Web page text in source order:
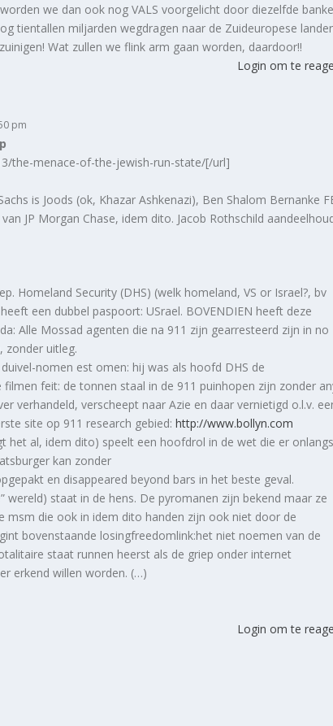
we dan ook nog VALS voorgelicht door diezelfde
tientallen miljarden wegdragen naar de Zuideuropese
Wat zullen we flink arm gaan worden, daardoor!!
Login om te
pm
the-menace-of-the-jewish-run-state/[/url]
is Joods (ok, Khazar Ashkenazi), Ben Shalom Bernanke
JP Morgan Chase, idem dito. Jacob Rothschild
Homeland Security (DHS) (welk homeland, VS or Israel?, bv
een dubbel paspoort: USrael. BOVENDIEN heeft deze
Alle Mossad agenten die na 911 zijn gearresteerd zijn in no
zonder uitleg.
nomen est omen: hij was als hoofd DHS de
feit: de tonnen staal in de 911 puinhopen zijn zonder
verhandeld, verscheept naar Azie en daar vernietigd o.l.v.
site op 911 research gebied:http://www.bollyn.com
het al, idem dito) speelt een hoofdrol in de wet die er onlangs
kan zonder
en disappeared beyond bars in het beste geval.
wereld) staat in de hens. De pyromanen zijn bekend maar ze
msm die ook in idem dito handen zijn ook niet door de
bovenstaande losingfreedomlink:het niet noemen van de
staat runnen heerst als de griep onder internet
erkend willen worden. (…)
Login om te